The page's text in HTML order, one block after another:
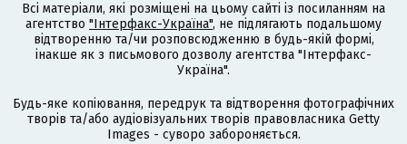
Всі матеріали, які розміщені на цьому сайті із посиланням на
агентство "Інтерфакс-Україна", не підлягають подальшому
відтворенню та/чи розповсюдженню в будь-якій формі,
інакше як з письмового дозволу агентства "Інтерфакс-
Україна".
Будь-яке копіювання, передрук та відтворення фотографічних
творів та/або аудіовізуальних творів правовласника Getty
Images - суворо забороняється.